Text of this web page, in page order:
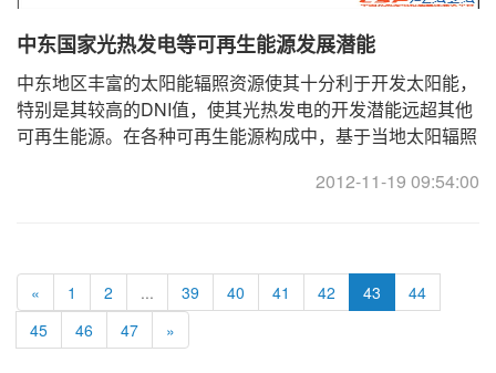
中东国家光热发电等可再生能源发展潜能
中东地区丰富的太阳能辐照资源使其十分利于开发太阳能，
特别是其较高的DNI值，使其光热发电的开发潜能远超其他
可再生能源。在各种可再生能源构成中，基于当地太阳辐照
2012-11-19 09:54:00
« 1 2 ... 39 40 41 42 43
44
45
46 47 »